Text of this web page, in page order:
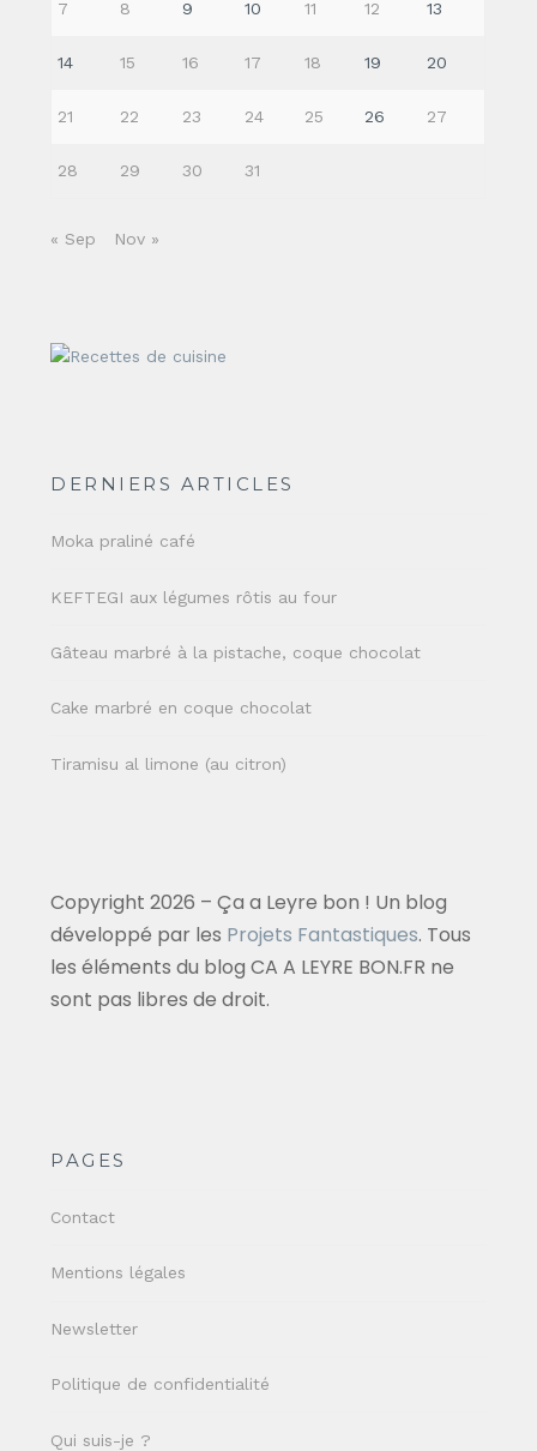
7 8 9 10 11 12 13
14 15 16 17 18 19 20
21 22 23 24 25 26 27
28 29 30 31
« Sep Nov »
DERNIERS ARTICLES
Moka praliné café
KEFTEGI aux légumes rôtis au four
Gâteau marbré à la pistache, coque chocolat
Cake marbré en coque chocolat
Tiramisu al limone (au citron)
Copyright 2026 – Ça a Leyre bon ! Un blog
développé par les Projets Fantastiques. Tous
les éléments du blog CA A LEYRE BON.FR ne
sont pas libres de droit.
PAGES
Contact
Mentions légales
Newsletter
Politique de confidentialité
Qui suis-je ?